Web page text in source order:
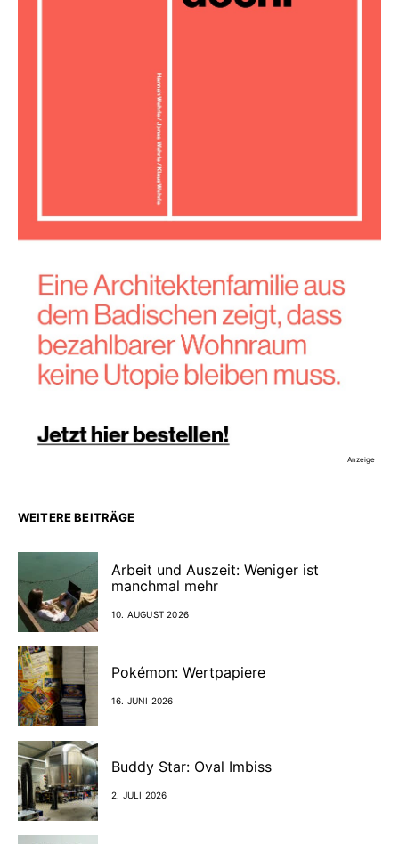
Anzeige
WEITERE BEITRÄGE
Arbeit und Auszeit: Weniger ist
manchmal mehr
10. AUGUST 2026
Pokémon: Wertpapiere
16. JUNI 2026
Buddy Star: Oval Imbiss
2. JULI 2026